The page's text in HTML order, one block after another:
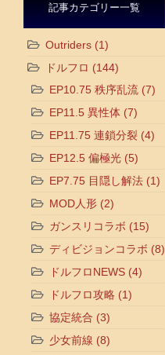
記事カテゴリー一覧
Outriders (1)
ドルフロ (144)
EP10.75 秩序乱流 (7)
EP11.5 異性体 (7)
EP11.75 連鎖分裂 (4)
EP12.5 偏極光 (5)
EP7.75 目隠し解法 (1)
MOD人形 (2)
ガンスリコラボ (15)
ディビジョンコラボ (8)
ドルフロNEWS (4)
ドルフロ攻略 (1)
協定統合 (3)
少女前線 (8)